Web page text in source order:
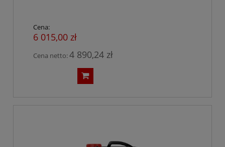
Cena:
6 015,00 zł
Cena netto:4 890,24 zł